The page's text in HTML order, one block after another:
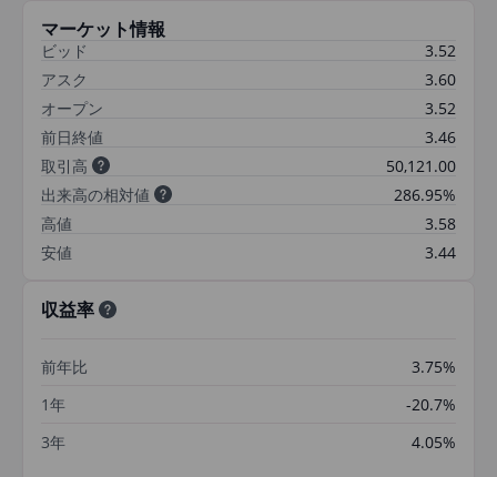
マーケット情報
ビッド
3.52
アスク
3.60
オープン
3.52
前日終値
3.46
取引高
50,121.00
出来高の相対値
286.95%
高値
3.58
安値
3.44
収益率
前年比
3.75%
1年
-20.7%
3年
4.05%